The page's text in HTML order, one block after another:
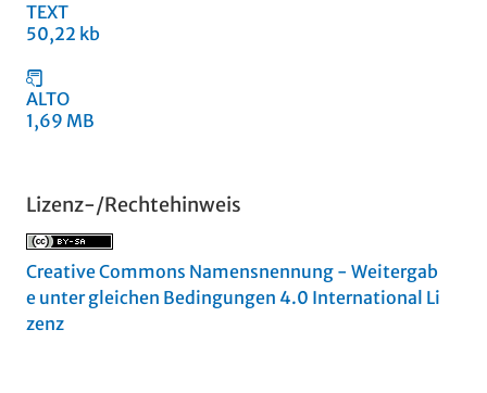
TEXT
50,22 kb
ALTO
1,69 MB
Lizenz-/Rechtehinweis
Creative Commons Namensnennung - Weitergab
e unter gleichen Bedingungen 4.0 International Li
zenz